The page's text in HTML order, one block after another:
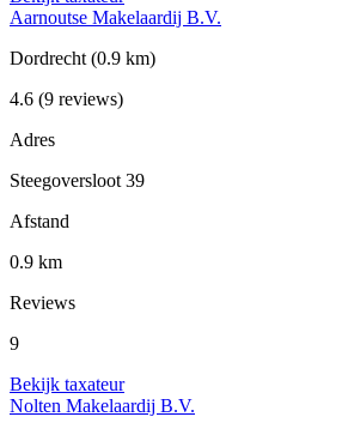
Aarnoutse Makelaardij B.V.
Dordrecht (0.9 km)
4.6 (9 reviews)
Adres
Steegoversloot 39
Afstand
0.9 km
Reviews
9
Bekijk taxateur
Nolten Makelaardij B.V.